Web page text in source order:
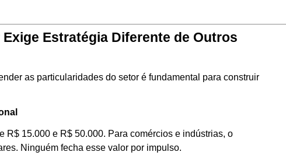
Estratégia Diferente de Outros
as particularidades do setor é fundamental para construir
R$ 15.000 e R$ 50.000. Para comércios e indústrias, o
Ninguém fecha esse valor por impulso.